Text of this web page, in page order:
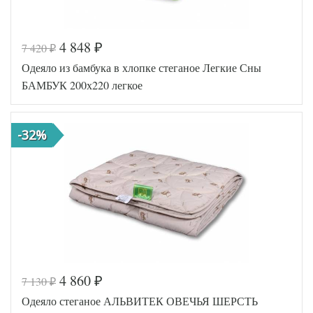
Код товара
Артикул
AL4607048022
Ширина х
Длина
Сезонность
Наполнитель
Микрофибра
Производитель
АльВиТек
(Россия)
Код товара
517-572
AGD-200
7 420₽ 4 848 ₽
Одеяло из бамбука в хлопке стеганое Легкие Сны
БАМБУК 200х220 легкое
-32%
7 130₽ 4 860 ₽
Одеяло стеганое АЛЬВИТЕК ОВЕЧЬЯ ШЕРСТЬ